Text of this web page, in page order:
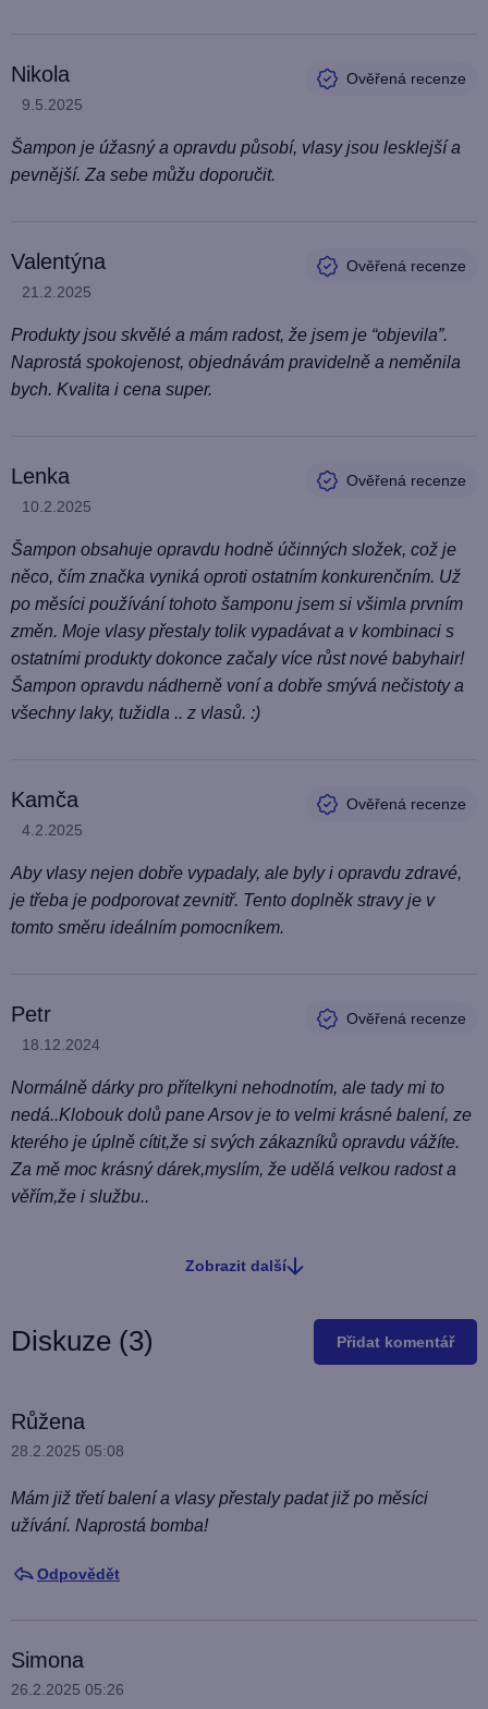
Nikola
Hodnocení produktu je 5 z 5 hvězdiček.
9.5.2025
Šampon je úžasný a opravdu působí, vlasy jsou lesklejší a
pevnější. Za sebe můžu doporučit.
Valentýna
Hodnocení produktu je 5 z 5 hvězdiček.
21.2.2025
Produkty jsou skvělé a mám radost, že jsem je “objevila”.
Naprostá spokojenost, objednávám pravidelně a neměnila
bych. Kvalita i cena super.
Lenka
Hodnocení produktu je 5 z 5 hvězdiček.
10.2.2025
Šampon obsahuje opravdu hodně účinných složek, což je
něco, čím značka vyniká oproti ostatním konkurenčním. Už
po měsíci používání tohoto šamponu jsem si všimla prvním
změn. Moje vlasy přestaly tolik vypadávat a v kombinaci s
ostatními produkty dokonce začaly více růst nové babyhair!
Šampon opravdu nádherně voní a dobře smývá nečistoty a
všechny laky, tužidla .. z vlasů. :)
Kamča
Hodnocení produktu je 5 z 5 hvězdiček.
4.2.2025
Aby vlasy nejen dobře vypadaly, ale byly i opravdu zdravé,
je třeba je podporovat zevnitř. Tento doplněk stravy je v
tomto směru ideálním pomocníkem.
Petr
Hodnocení produktu je 5 z 5 hvězdiček.
18.12.2024
Normálně dárky pro přítelkyni nehodnotím, ale tady mi to
nedá..Klobouk dolů pane Arsov je to velmi krásné balení, ze
kterého je úplně cítit,že si svých zákazníků opravdu vážíte.
Za mě moc krásný dárek,myslím, že udělá velkou radost a
věřím,že i službu..
O
v
Zobrazit další
Diskuze (3) Přidat komentář
V
ý
i
d
k
u
Růžena
28.2.2025 05:08
Mám již třetí balení a vlasy přestaly padat již po měsíci
užívání. Naprostá bomba!
Odpovědět
Simona
26.2.2025 05:26